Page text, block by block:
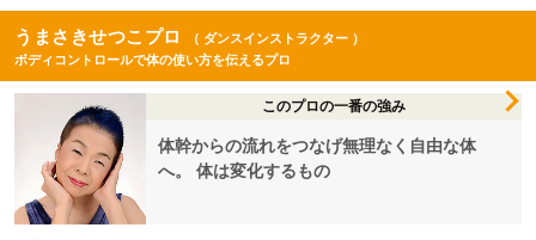
うまさきせつこプロ
（ ダンスインストラクター ）
ボディコントロールで体の使い方を伝えるプロ
このプロの一番の強み
体幹からの流れをつなげ無理なく自由な体
へ。 体は変化するもの